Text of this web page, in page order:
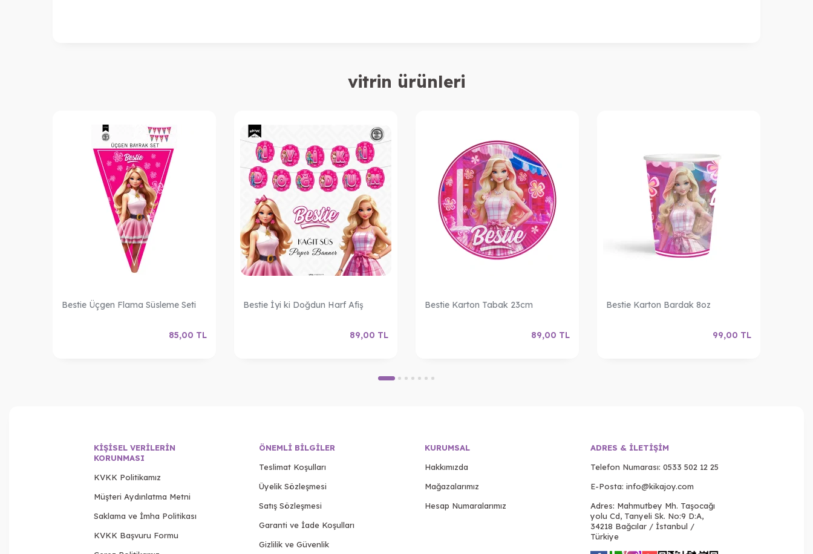
vitrin ürünleri
Bestie Üçgen Flama Süsleme Seti
85,00 TL
Bestie İyi ki Doğdun Harf Afiş
89,00 TL
Bestie Karton Tabak 23cm
89,00 TL
Bestie Karton Bardak 8oz
99,00 TL
KIŞISEL VERILERIN
KORUNMASI
KVKK Politikamız
Müşteri Aydınlatma Metni
Saklama ve İmha Politikası
KVKK Başvuru Formu
ÖNEMLI BILGILER
Teslimat Koşulları
Üyelik Sözleşmesi
Satış Sözleşmesi
Garanti ve İade Koşulları
Gizlilik ve Güvenlik
KURUMSAL
Hakkımızda
Mağazalarımız
Hesap Numaralarımız
ADRES & İLETIŞIM
Telefon Numarası: 0533 502 12 25
E-Posta: info@kikajoy.com
Adres: Mahmutbey Mh. Taşocağı
yolu Cd, Tanyeli Sk. No:9 D:A,
34218 Bağcılar / İstanbul /
Türkiye